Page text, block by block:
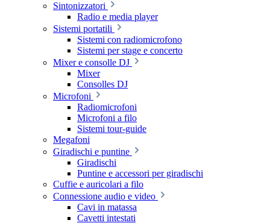
Sintonizzatori
Radio e media player
Sistemi portatili
Sistemi con radiomicrofono
Sistemi per stage e concerto
Mixer e consolle DJ
Mixer
Consolles DJ
Microfoni
Radiomicrofoni
Microfoni a filo
Sistemi tour-guide
Megafoni
Giradischi e puntine
Giradischi
Puntine e accessori per giradischi
Cuffie e auricolari a filo
Connessione audio e video
Cavi in matassa
Cavetti intestati